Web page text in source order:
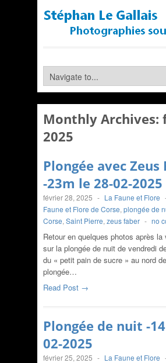
Monthly Archives:
2025
Plongée avec Zeus
-23m le 28-02-2025
février 28, 2025 - La Faune et Flore
Faune et Flore de Corse, plongée de
Corse, Saint Pierre, zeus faber - no
Retour en quelques photos après la
sur la plongée de nuit de vendredi
du « petit pain de sucre » au nord
plongée…
Read Post →
Plongée de nuit -
02-2025
février 25, 2025 - La Faune et Flore